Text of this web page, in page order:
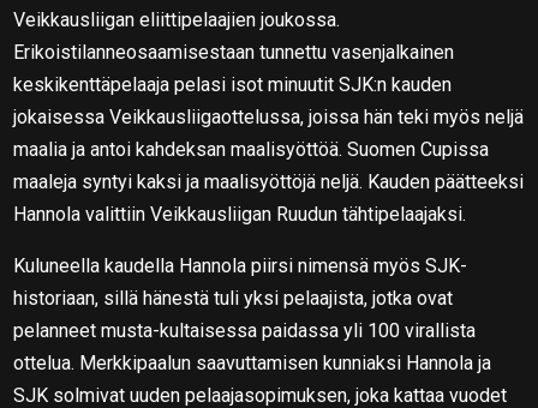
Veikkausliigan eliittipelaajien joukossa.
Erikoistilanneosaamisestaan tunnettu vasenjalkainen
keskikenttäpelaaja pelasi isot minuutit SJK:n kauden
jokaisessa Veikkausliigaottelussa, joissa hän teki myös neljä
maalia ja antoi kahdeksan maalisyöttöä. Suomen Cupissa
maaleja syntyi kaksi ja maalisyöttöjä neljä. Kauden päätteeksi
Hannola valittiin Veikkausliigan Ruudun tähtipelaajaksi.
Kuluneella kaudella Hannola piirsi nimensä myös SJK-
historiaan, sillä hänestä tuli yksi pelaajista, jotka ovat
pelanneet musta-kultaisessa paidassa yli 100 virallista
ottelua. Merkkipaalun saavuttamisen kunniaksi Hannola ja
SJK solmivat uuden pelaajasopimuksen, joka kattaa vuodet